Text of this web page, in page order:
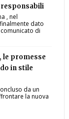
, nel
dato
di
le promesse
in stile
da un
la nuova